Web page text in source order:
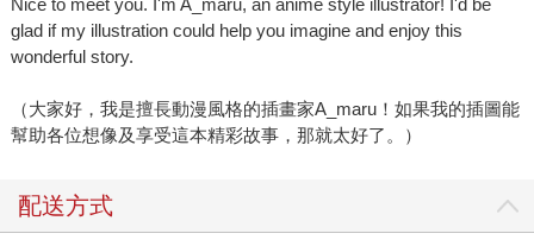
Nice to meet you. I'm A_maru, an anime style illustrator! I'd be
glad if my illustration could help you imagine and enjoy this
wonderful story.
（大家好，我是擅長動漫風格的插畫家A_maru！如果我的插圖能
幫助各位想像及享受這本精彩故事，那就太好了。）
配送方式